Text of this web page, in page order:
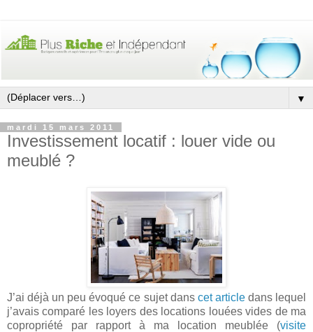
▼
mardi 15 mars 2011
Investissement locatif : louer vide ou
meublé ?
J’ai déjà un peu évoqué ce sujet dans cet articledans lequel
j’avais comparé les loyers des locations louées vides de ma
copropriété par rapport à ma location meublée (visite